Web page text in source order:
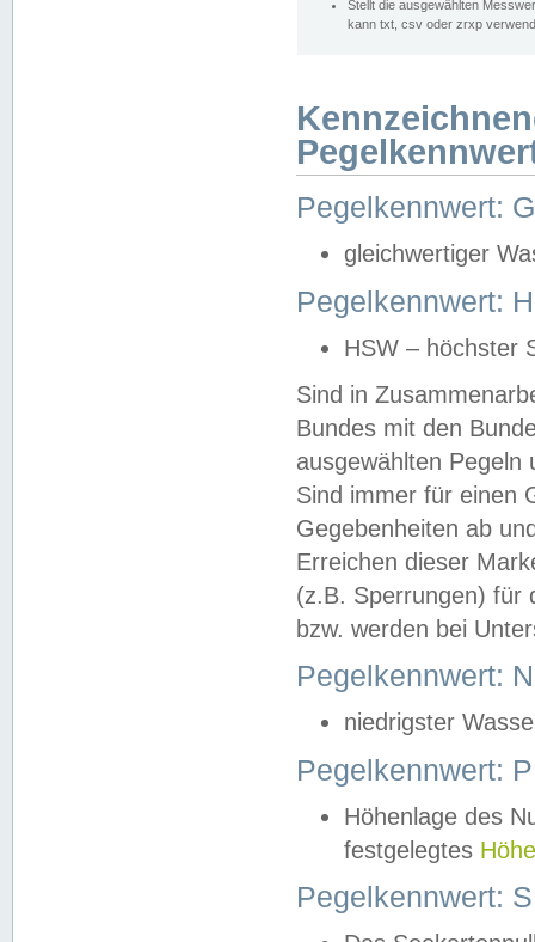
Stellt die ausgewählten
kann txt, csv oder zrxp
Pegelkennwert:
gleichwertiger
Pegelkennwert:
HSW – höchster
Sind in
Bundes mit den
ausgewählten
Sind immer für einen
Gegebenheiten ab
Erreichen dieser
(z.B. Sperrungen) für
bzw. werden bei
Pegelkennwert:
niedrigster
Pegelkennwert:
Höhenlage des
festgelegtes
Pegelkennwert: